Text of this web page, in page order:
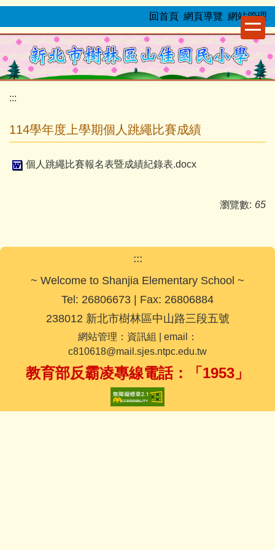
跳
要
內
容
區
:::
回首頁 網頁導覽 網站管理
:::
114學年度上學期個人跳繩比賽成績
個人跳繩比賽報名表暨成績紀錄表.docx
瀏覽數: 65
:::
~ Welcome to Shanjia Elementary School ~
Tel: 26806673 | Fax: 26806884
238012 新北市樹林區中山路三段五號
網站管理：資訊組 | email：
c810618@mail.sjes.ntpc.edu.tw
教育部反霸凌專線電話：「1953」